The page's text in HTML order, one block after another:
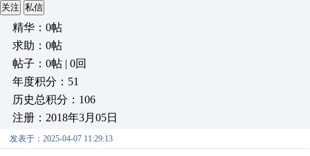
关注 私信
精华：0帖
求助：0帖
帖子：0帖 | 0回
年度积分：51
历史总积分：106
注册：2018年3月05日
发表于：2025-04-07 11:29:13